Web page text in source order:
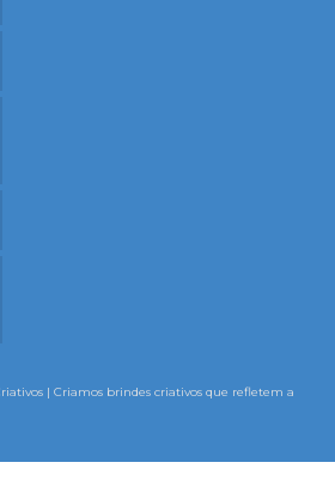
| Criamos brindes criativos que refletem a